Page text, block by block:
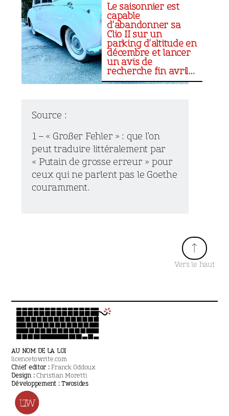
Le saisonnier est
capable
d’abandonner sa
Clio II sur un
parking d’altitude en
décembre et lancer
un avis de
recherche fin avril…
Source :
1 – « Großer Fehler » : que l’on
peut traduire littéralement par
« Putain de grosse erreur » pour
ceux qui ne parlent pas le Goethe
couramment.
Vers le haut
↑
AU NOM DE LA LOI
licencetowrite.com
Chief editor :Franck Oddoux
Design : Christian Moretti
Développement :Twosides